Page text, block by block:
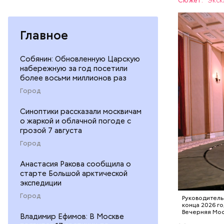
Главное
Собянин: Обновленную Царскую
набережную за год посетили
более восьми миллионов раз
Город
Синоптики рассказали москвичам
о жаркой и облачной погоде с
грозой 7 августа
Город
Анастасия Ракова сообщила о
старте Большой арктической
экспедиции
Город
Владимир Ефимов: В Москве
конца 2026
Вечерняя
Сцена,
600